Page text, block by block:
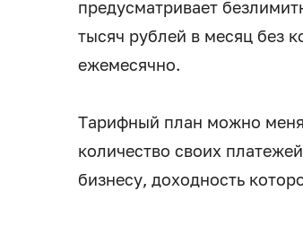
предусматривает
тысяч рублей в месяц без
ежемесячно.
Тарифный план можно
количество своих
бизнесу, доходность